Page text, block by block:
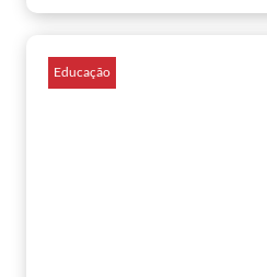
Educação